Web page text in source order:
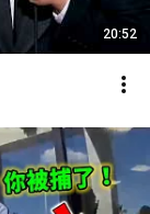
20:52